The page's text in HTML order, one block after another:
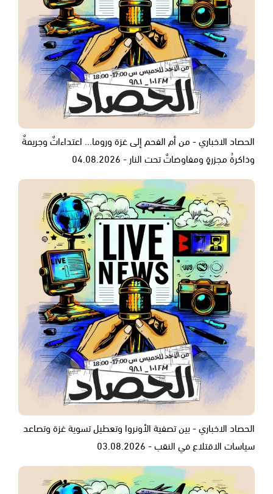
الحصاد الاخباري - من أم الفحم إلى غزة وروما... اعتداءاتٌ وجريمةٌ
وذاكرةُ مجزرةٍ ومفاوضاتٌ تحت النار - 04.08.2026
الحصاد الاخباري - بين تصفية الأونروا وتعطيل تسوية غزة وتصاعد
سياسات الاقتلاع في النقب - 03.08.2026